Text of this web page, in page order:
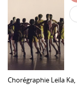
Chorégraphie Leïla Ka